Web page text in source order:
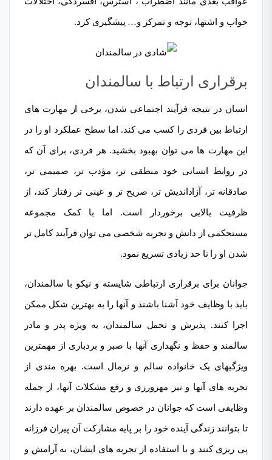
خواب و اشتھا، توجه و تمرکز و… پیشگیری کرد.
برقراری ارتباط با سالمندان
انسان در نتیجه فرآیند اجتماعی شدن، برخی از مھارت های
ارتباط بین فردی را کسب می کند. اما سطح عملکرد او را در
این مھارت ها می توان بھبود بخشید. هر فردی، برای آن که
در روابط انسانی خود منطقی تر، مؤدب تر، صمیمی تر،
صادقانه تر، آزاداندیش تر، صریح تر و عینی تر رفتار کند، از
ظرفیت بالایی برخوردار است. اما با کمک مجموعه
مستحکمی از دانش و تجربه شخصی می توان فرآیند کامل تر
شدن او را تا حد زیادی تسریع نمود.
جوانان برای برقراری ارتباطی شایسته و نیکو با سالمندان،
باید با وظایف خود آشنا باشند و آنھا را به بھترین شکل ممکن
اجرا کنند. پذیرش و تحمل سالمندان، به ویژه پدر و مادر
سالمند و حفظ و نگھداری آنھا با صبر و بردباری از مھمترین
ویژگیھای یک خانواده سالم و نرمال است. بھره مندی از
تجربه های آنھا و نیز مھرورزی و رفع مشکلات آنھا، از جمله
وظایفی است که جوانان در خصوص سالمندان بر عھده دارند
تا بتوانند زندگی آینده خود را بر پایه مشارکت آن پیران فرزانه
پی ریزی کنند و با استفاده از تجربه های ایشان، به آرامش و